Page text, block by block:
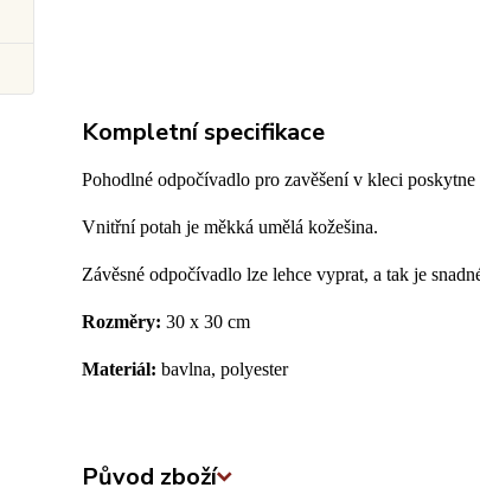
Kompletní specifikace
Pohodlné odpočívadlo pro zavěšení v kleci
Vnitřní potah je měkká umělá kožešina.
Závěsné odpočívadlo lze lehce vyprat, a tak je
Rozměry: 30 x 30 cm
Materiál: bavlna, polyester
Původ zboží